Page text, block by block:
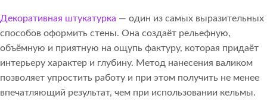
Декоративная штукатурка — один из самых выразительных
способов оформить стены. Она создаёт рельефную,
объёмную и приятную на ощупь фактуру, которая придаёт
интерьеру характер и глубину. Метод нанесения валиком
позволяет упростить работу и при этом получить не менее
впечатляющий результат, чем при использовании кельмы.